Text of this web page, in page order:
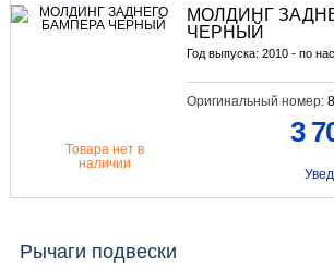
МОЛДИНГ
ЧЕРНЫЙ
Год выпуска: 2010 - по
Оригинальный номер:
Товара нет в
наличии
3
Рычаги подвески